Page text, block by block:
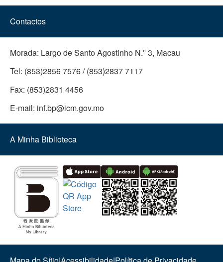
Contactos
Morada: Largo de Santo Agostinho N.º 3, Macau
Tel: (853)2856 7576 / (853)2837 7117
Fax: (853)2831 4456
E-mail: inf.bp@icm.gov.mo
A Minha Biblioteca